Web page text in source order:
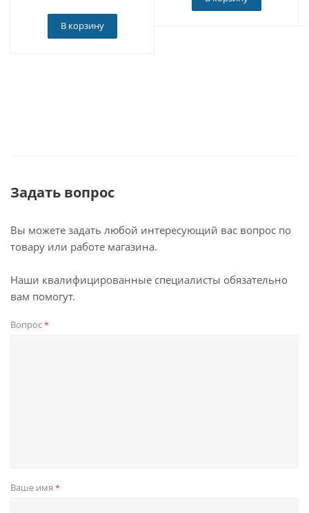
центры в Москве и Санкт-Петербурге.
➕Оборудование проверяется и готовится инженерами
Parafar под комплектацию вашего автомобиля перед
оригинальное устройство, техподдержку и гарантию!
В корзину
Задать вопрос
Вы можете задать любой интересующий вас вопрос по
товару или работе магазина.
Наши квалифицированные специалисты обязательно
вам помогут.
Вопрос*
Ваше имя *